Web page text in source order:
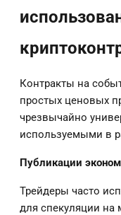
Контракты на
простых ценовых
чрезвычайно
используемыми в
Публикации
Трейдеры часто
для спекуляции на